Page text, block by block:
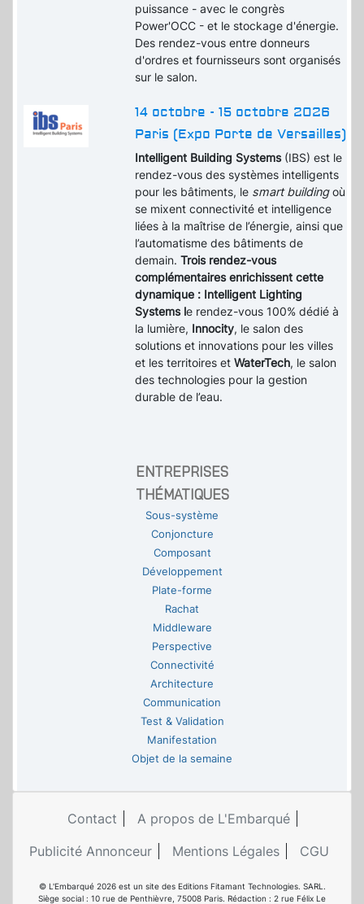
puissance - avec le congrès
Power'OCC - et le stockage d'énergie.
Des rendez-vous entre donneurs
d'ordres et fournisseurs sont organisés
sur le salon.
14 octobre - 15 octobre 2026
Paris (Expo Porte de Versailles)
Intelligent Building Systems(IBS) est le
rendez-vous des systèmes intelligents
pour les bâtiments, le smart buildingoù
se mixent connectivité et intelligence
liées à la maîtrise de l’énergie, ainsi que
l’automatisme des bâtiments de
demain.Trois rendez-vous
complémentaires enrichissent cette
dynamique : Intelligent Lighting
Systems le rendez-vous 100% dédié à
la lumière, Innocity, le salon des
solutions et innovations pour les villes
et les territoires etWaterTech, le salon
des technologies pour la gestion
durable de l’eau.
ENTREPRISES
THÉMATIQUES
Sous-système
Conjoncture
Composant
Développement
Plate-forme
Rachat
Middleware
Perspective
Connectivité
Architecture
Communication
Test & Validation
Manifestation
Objet de la semaine
Contact
A propos de L'Embarqué
Publicité Annonceur
Mentions Légales CGU
© L'Embarqué 2026 est un site des Editions Fitamant Technologies. SARL.
Siège social : 10 rue de Penthièvre, 75008 Paris. Rédaction : 2 rue Félix Le